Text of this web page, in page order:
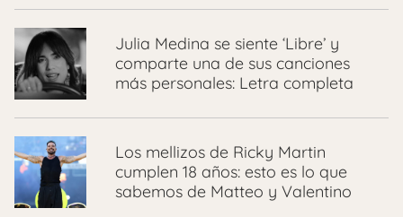
Julia Medina se siente ‘Libre’ y
comparte una de sus canciones
más personales: Letra completa
Los mellizos de Ricky Martin
cumplen 18 años: esto es lo que
sabemos de Matteo y Valentino